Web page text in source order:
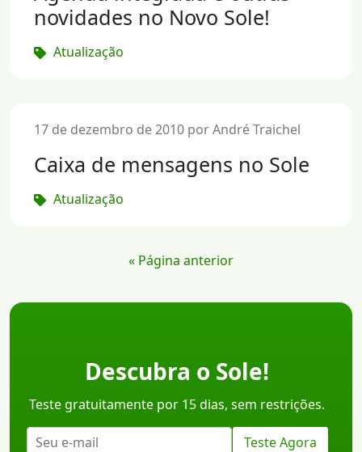
novidades no Novo Sole!
Atualização
17 de dezembro de 2010 por André Traichel
Caixa de mensagens no Sole
Atualização
« Página anterior
Descubra o Sole!
Teste gratuitamente por 15 dias, sem restrições.
Teste Agora